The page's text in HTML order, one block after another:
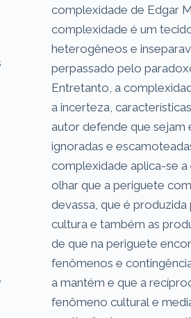
complexidade de Edgar
complexidade é um
heterogêneos e
perpassado pelo
Entretanto, a
a incerteza,
autor defende que sejam
ignoradas e
complexidade aplica-se
olhar que a periguete
devassa, que é
cultura e também as
de que na periguete
fenômenos e
a mantém e que a
fenômeno cultural e